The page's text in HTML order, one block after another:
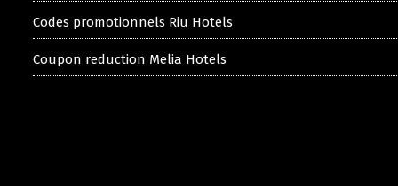
Codes promotionnels Riu Hotels
Coupon reduction Melia Hotels